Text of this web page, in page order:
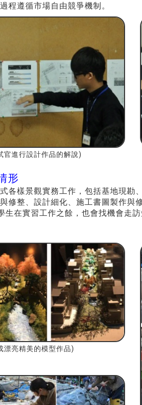
程遵循市場自由競爭機制。
官進行設計作品的解說)
形
各樣景觀實務工作，包括基地現
修整、設計細化、施工書圖製作
生在實習工作之餘，也會找機會走
漂亮精美的模型作品)